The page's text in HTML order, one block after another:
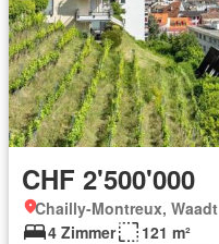
CHF 2'500'000
Chailly-Montreux, Waadt
4 Zimmer
121 m²